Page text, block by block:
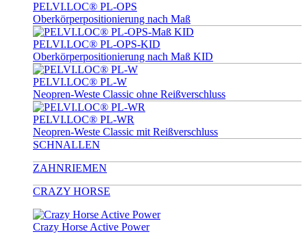
PELVI.LOC® PL-OPS
Oberkörperpositionierung nach Maß
PELVI.LOC® PL-OPS-KID
Oberkörperpositionierung nach Maß KID
PELVI.LOC® PL-W
Neopren-Weste Classic ohne Reißverschluss
PELVI.LOC® PL-WR
Neopren-Weste Classic mit Reißverschluss
SCHNALLEN
ZAHNRIEMEN
CRAZY HORSE
Crazy Horse Active Power